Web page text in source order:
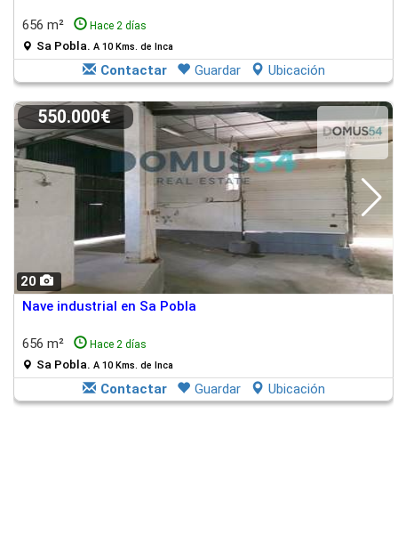
656 m² Hace 2 días
Sa Pobla. A 10 Kms. de Inca
Contactar Guardar Ubicación
20
550.000€
Nave industrial en Sa Pobla
656 m² Hace 2 días
Sa Pobla. A 10 Kms. de Inca
Contactar Guardar Ubicación